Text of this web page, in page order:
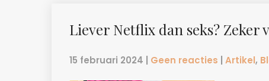
Liever Netflix dan seks? Zeker
15 februari 2024 Geen reacties Artikel,